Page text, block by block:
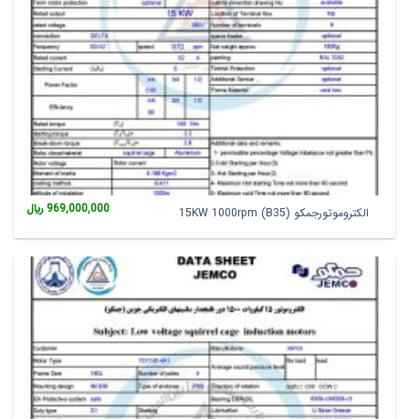
الکتروموتورجمکو 15KW 1000rpm (B35) 969,000,000 ﷼